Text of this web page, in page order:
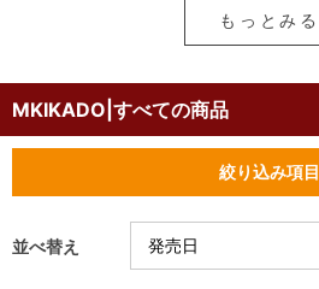
もっとみる
MKIKADO|すべての商品
絞り込み項目
並べ替え